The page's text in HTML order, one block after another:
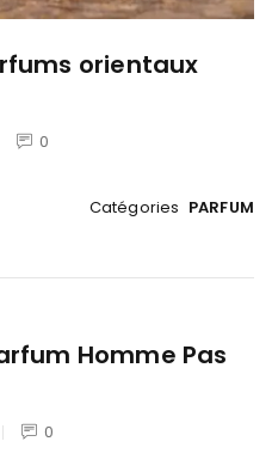
orientaux
0
Catégories PARFUM
Homme Pas
0